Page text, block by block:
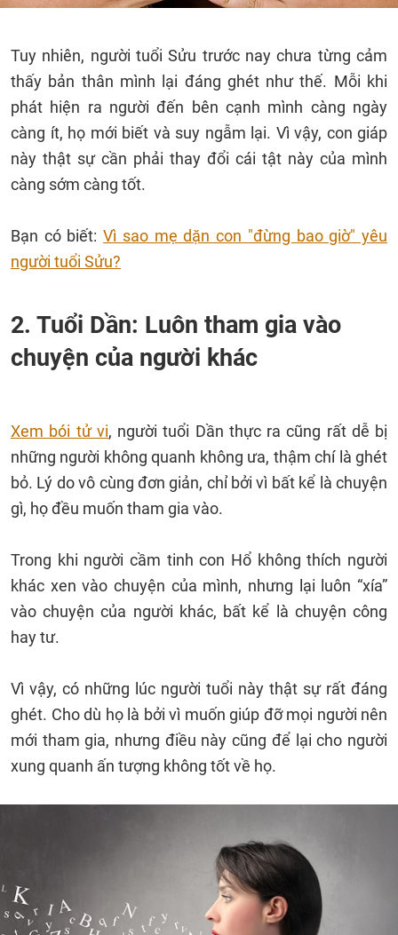
Tuy nhiên, người tuổi Sửu trước nay chưa từng cảm
thấy bản thân mình lại đáng ghét như thế. Mỗi khi
phát hiện ra người đến bên cạnh mình càng ngày
càng ít, họ mới biết và suy ngẫm lại. Vì vậy, con giáp
này thật sự cần phải thay đổi cái tật này của mình
càng sớm càng tốt.
Bạn có biết:Vì sao mẹ dặn con "đừng bao giờ" yêu
người tuổi Sửu?
2. Tuổi Dần: Luôn tham gia vào
chuyện của người khác
Xem bói tử vi, người tuổi Dần thực ra cũng rất dễ bị
những người không quanh không ưa, thậm chí là ghét
bỏ. Lý do vô cùng đơn giản, chỉ bởi vì bất kể là chuyện
gì, họ đều muốn tham gia vào.
Trong khi người cầm tinh con Hổ không thích người
khác xen vào chuyện của mình, nhưng lại luôn “xía”
vào chuyện của người khác, bất kể là chuyện công
hay tư.
Vì vậy, có những lúc người tuổi này thật sự rất đáng
ghét. Cho dù họ là bởi vì muốn giúp đỡ mọi người nên
mới tham gia, nhưng điều này cũng để lại cho người
xung quanh ấn tượng không tốt về họ.